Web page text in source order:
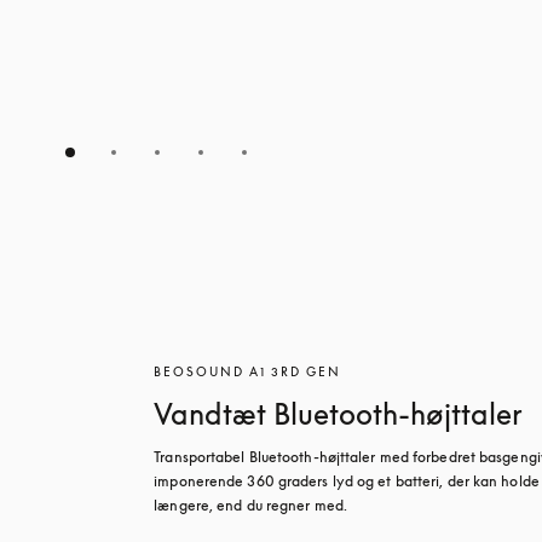
BEOSOUND A1 3RD GEN
Vandtæt Bluetooth-højttaler
Transportabel Bluetooth-højttaler med forbedret
imponerende 360 graders lyd og et batteri, der kan holde
længere, end du regner med.